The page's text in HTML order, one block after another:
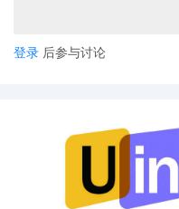
律所：ARONBERG GOLDGEHN
登录 后参与讨论